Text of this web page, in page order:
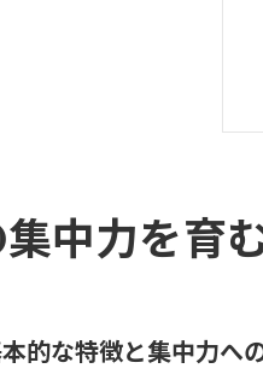
中力を育
的な特徴と集中力へ